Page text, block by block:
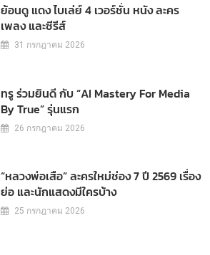
ย้อนดู แดง ไบเล่ย์ 4 เวอร์ชั่น หนัง ละคร
เพลง และซีรีส์
31 กรกฎาคม 2026
ทรู ร่วมยินดี กับ “AI Mastery For Media
By True” รุ่นแรก
26 กรกฎาคม 2026
“หลวงพ่อเสือ” ละครใหม่ช่อง 7 ปี 2569 เรื่อง
ย่อ และนักแสดงมีใครบ้าง
25 กรกฎาคม 2026